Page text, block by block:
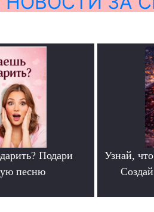
Подари
песню
Узнай,